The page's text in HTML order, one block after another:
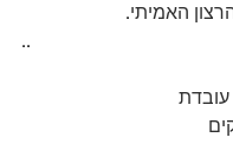
האמיתי.
..